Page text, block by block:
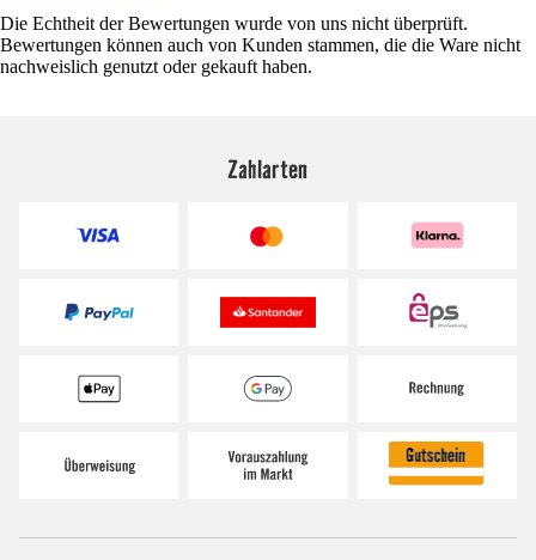
Die Echtheit der Bewertungen wurde von uns nicht überprüft.
Bewertungen können auch von Kunden stammen, die die Ware nicht
nachweislich genutzt oder gekauft haben.
Zahlarten